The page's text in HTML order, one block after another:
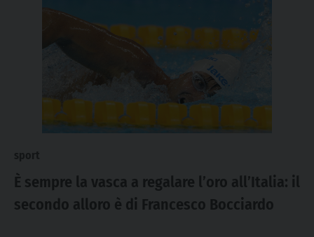
È sempre la vasca a regalare l’oro all’Italia: il
secondo alloro è di Francesco Bocciardo